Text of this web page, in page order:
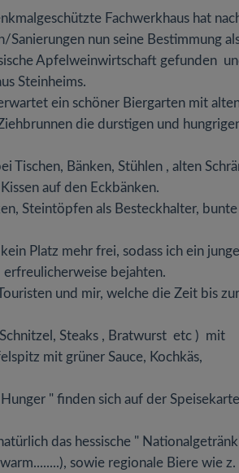
Fachwerkhaus hat
Sanierungen nun seine Bestimmung
Apfelweinwirtschaft gefunden
Steinheims.
ein schöner Biergarten mit
die durstigen und
Tischen, Bänken, Stühlen , alten
auf den Eckbänken.
Steintöpfen als Besteckhalter, bunte
Platz mehr frei, sodass ich ein
erfreulicherweise bejahten.
und mir, welche die Zeit bis zur
Steaks , Bratwurst etc ) mit
mit grüner Sauce, Kochkäs,
" finden sich auf der
das hessische "
sowie regionale Biere wie z.